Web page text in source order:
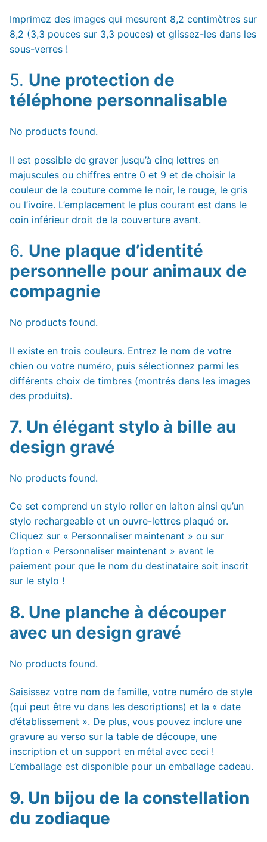
Imprimez des images qui mesurent 8,2 centimètres sur
8,2 (3,3 pouces sur 3,3 pouces) et glissez-les dans les
sous-verres !
5. Une protection de
téléphone personnalisable
No products found.
Il est possible de graver jusqu’à cinq lettres en
majuscules ou chiffres entre 0 et 9 et de choisir la
couleur de la couture comme le noir, le rouge, le gris
ou l’ivoire. L’emplacement le plus courant est dans le
coin inférieur droit de la couverture avant.
6. Une plaque d’identité
personnelle pour animaux de
compagnie
No products found.
Il existe en trois couleurs. Entrez le nom de votre
chien ou votre numéro, puis sélectionnez parmi les
différents choix de timbres (montrés dans les images
des produits).
7. Un élégant stylo à bille au
design gravé
No products found.
Ce set comprend un stylo roller en laiton ainsi qu’un
stylo rechargeable et un ouvre-lettres plaqué or.
Cliquez sur « Personnaliser maintenant » ou sur
l’option « Personnaliser maintenant » avant le
paiement pour que le nom du destinataire soit inscrit
sur le stylo !
8. Une planche à découper
avec un design gravé
No products found.
Saisissez votre nom de famille, votre numéro de style
(qui peut être vu dans les descriptions) et la « date
d’établissement ». De plus, vous pouvez inclure une
gravure au verso sur la table de découpe, une
inscription et un support en métal avec ceci !
L’emballage est disponible pour un emballage cadeau.
9. Un bijou de la constellation
du zodiaque